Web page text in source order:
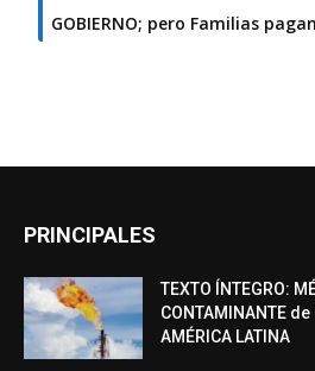
GOBIERNO; pero Familias
PRINCIPALES
TEXTO ÍNTEGRO:
CONTAMINANTE
AMÉRICA LATINA